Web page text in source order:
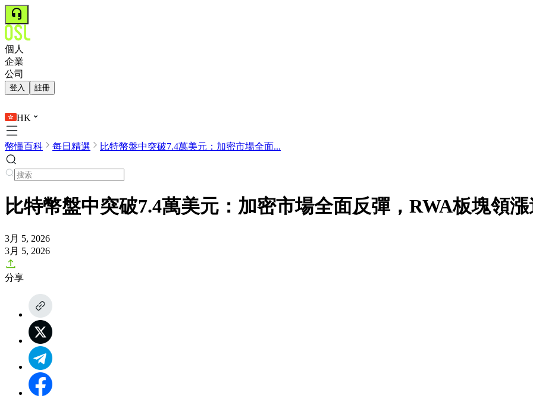
個人
企業
公司
登入 註冊
HK
幣懂百科 每日精選 比特幣盤中突破7.4萬美元：加密市場全面...
比特幣盤中突破7.4萬美元：加密市場全面反彈，RWA板塊領
3月 5, 2026
3月 5, 2026
分享